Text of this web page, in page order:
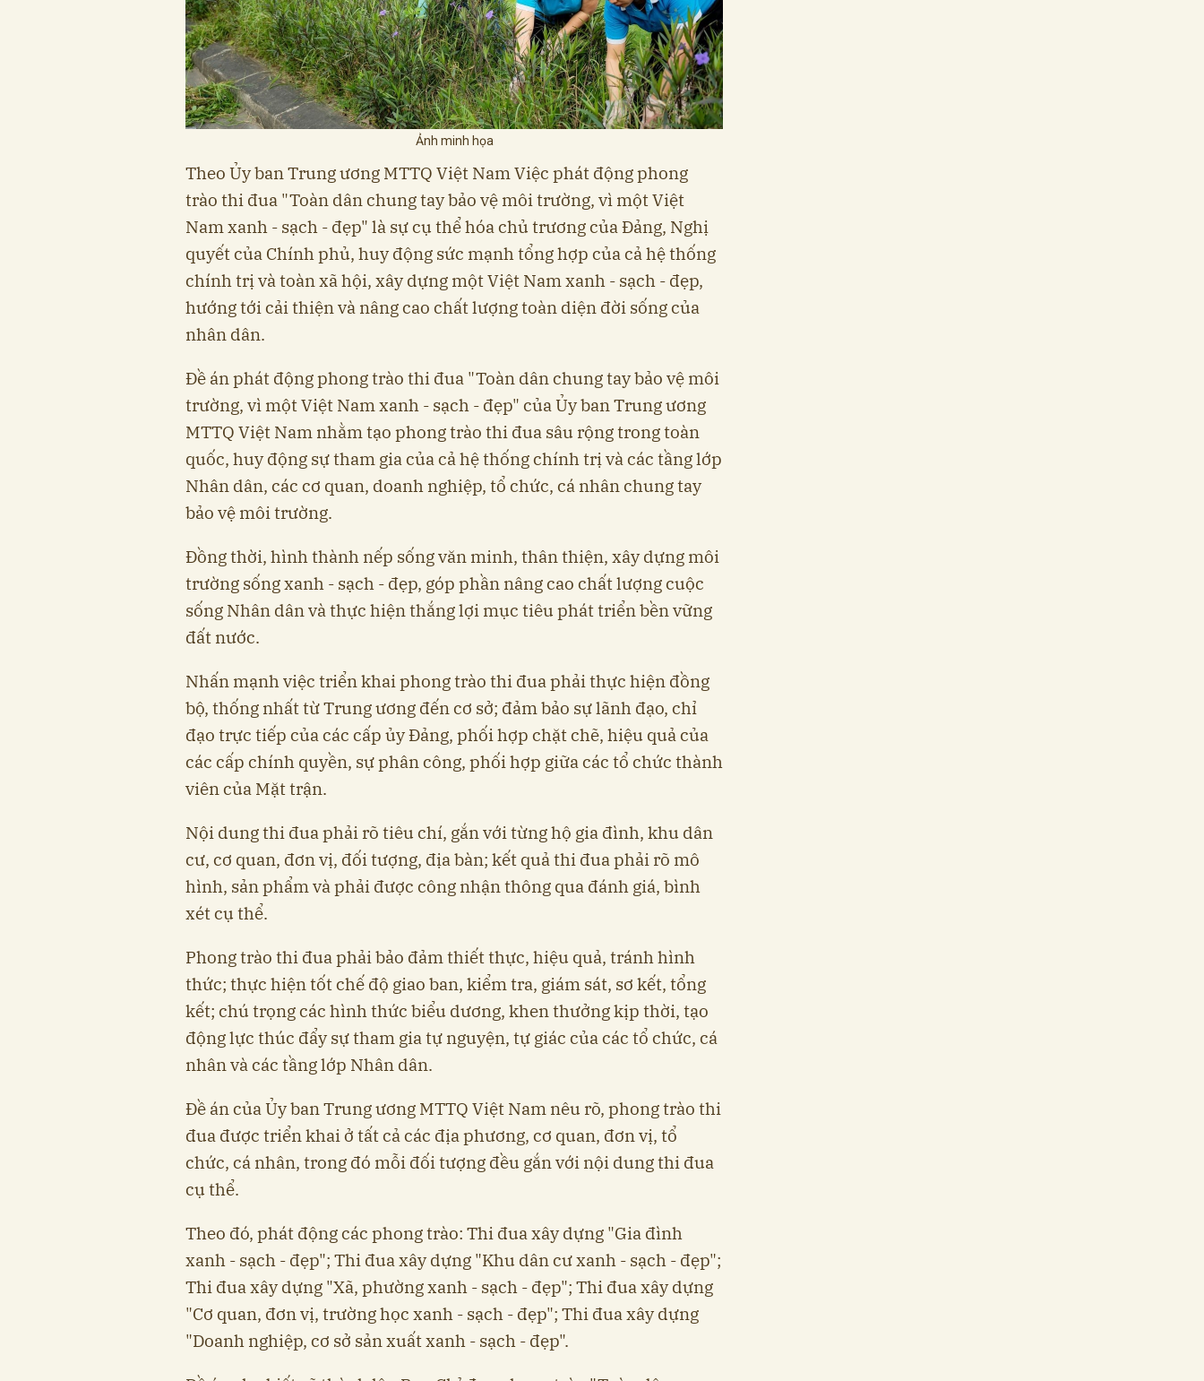
Ảnh minh họa
Theo Ủy ban Trung ương MTTQ Việt Nam Việc phát động phong
trào thi đua "Toàn dân chung tay bảo vệ môi trường, vì một Việt
Nam xanh - sạch - đẹp" là sự cụ thể hóa chủ trương của Đảng, Nghị
quyết của Chính phủ, huy động sức mạnh tổng hợp của cả hệ thống
chính trị và toàn xã hội, xây dựng một Việt Nam xanh - sạch - đẹp,
hướng tới cải thiện và nâng cao chất lượng toàn diện đời sống của
nhân dân.
Đề án phát động phong trào thi đua "Toàn dân chung tay bảo vệ môi
trường, vì một Việt Nam xanh - sạch - đẹp" của Ủy ban Trung ương
MTTQ Việt Nam nhằm tạo phong trào thi đua sâu rộng trong toàn
quốc, huy động sự tham gia của cả hệ thống chính trị và các tầng lớp
Nhân dân, các cơ quan, doanh nghiệp, tổ chức, cá nhân chung tay
bảo vệ môi trường.
Đồng thời, hình thành nếp sống văn minh, thân thiện, xây dựng môi
trường sống xanh - sạch - đẹp, góp phần nâng cao chất lượng cuộc
sống Nhân dân và thực hiện thắng lợi mục tiêu phát triển bền vững
đất nước.
Nhấn mạnh việc triển khai phong trào thi đua phải thực hiện đồng
bộ, thống nhất từ Trung ương đến cơ sở; đảm bảo sự lãnh đạo, chỉ
đạo trực tiếp của các cấp ủy Đảng, phối hợp chặt chẽ, hiệu quả của
các cấp chính quyền, sự phân công, phối hợp giữa các tổ chức thành
viên của Mặt trận.
Nội dung thi đua phải rõ tiêu chí, gắn với từng hộ gia đình, khu dân
cư, cơ quan, đơn vị, đối tượng, địa bàn; kết quả thi đua phải rõ mô
hình, sản phẩm và phải được công nhận thông qua đánh giá, bình
xét cụ thể.
Phong trào thi đua phải bảo đảm thiết thực, hiệu quả, tránh hình
thức; thực hiện tốt chế độ giao ban, kiểm tra, giám sát, sơ kết, tổng
kết; chú trọng các hình thức biểu dương, khen thưởng kịp thời, tạo
động lực thúc đẩy sự tham gia tự nguyện, tự giác của các tổ chức, cá
nhân và các tầng lớp Nhân dân.
Đề án của Ủy ban Trung ương MTTQ Việt Nam nêu rõ, phong trào thi
đua được triển khai ở tất cả các địa phương, cơ quan, đơn vị, tổ
chức, cá nhân, trong đó mỗi đối tượng đều gắn với nội dung thi đua
cụ thể.
Theo đó, phát động các phong trào: Thi đua xây dựng "Gia đình
xanh - sạch - đẹp"; Thi đua xây dựng "Khu dân cư xanh - sạch - đẹp";
Thi đua xây dựng "Xã, phường xanh - sạch - đẹp"; Thi đua xây dựng
"Cơ quan, đơn vị, trường học xanh - sạch - đẹp"; Thi đua xây dựng
"Doanh nghiệp, cơ sở sản xuất xanh - sạch - đẹp".